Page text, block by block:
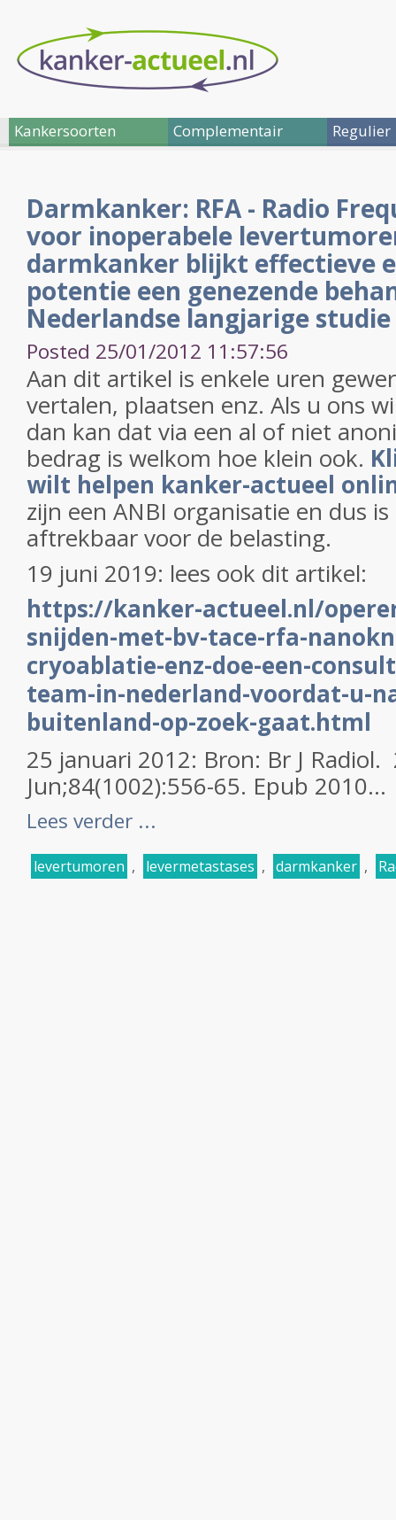
Kankersoorten Complementair Regulier
Darmkanker: RFA - Radio
voor inoperabele
darmkanker blijkt effectieve
potentie een genezende
Nederlandse langjarige studie
Posted 25/01/2012 11:57:56
Aan dit artikel is enkele uren
vertalen, plaatsen enz. Als u ons
dan kan dat via een al of niet
bedrag is welkom hoe klein ook.
wilt helpen kanker-actueel
zijn een ANBI organisatie en dus
aftrekbaar voor de belasting.
19 juni 2019: lees ook dit artikel:
https://kanker-actueel.nl/
snijden-met-bv-tace-rfa-
cryoablatie-enz-doe-een-
team-in-nederland-voordat-u-
buitenland-op-zoek-gaat.html
25 januari 2012: Bron: Br J Radiol.
Jun;84(1002):556-65. Epub 2010...
Lees verder ...
levertumoren , levermetastases , darmkanker ,